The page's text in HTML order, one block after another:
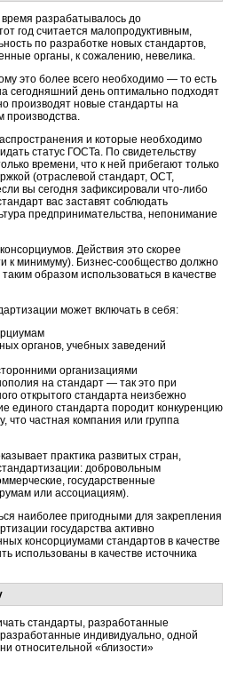
разрабатывалось до
год считается малопродуктивным,
по разработке новых стандартов,
органы, к сожалению, невелика.
это более всего необходимо — то есть
сегодняшний день оптимально подходят
производят новые стандарты на
производства.
и которые необходимо
статус ГОСТа. По свидетельству
времени, что к ней прибегают только
(отраслевой стандарт, ОСТ,
вы сегодня зафиксировали что-либо
вас заставят соблюдать
предпринимательства, непонимание
Действия это скорее
к минимуму). Бизнес-сообщество должно
образом использоваться в качестве
может включать в себя:
органов, учебных заведений
организациями
на стандарт — так это при
открытого стандарта неизбежно
единого стандарта породит конкуренцию
что частная компания или группа
практика развитых стран,
добровольным
государственные
или ассоциациям).
наиболее пригодными для закрепления
государства активно
консорциумами стандартов в качестве
использованы в качестве источника
стандарты, разработанные
индивидуально, одной
относительной «близости»